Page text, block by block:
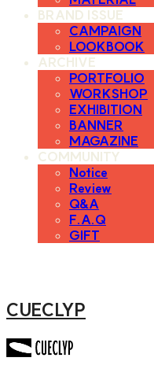
BRAND ISSUE
CAMPAIGN
LOOKBOOK
ARCHIVE
PORTFOLIO
WORKSHOP
EXHIBITION
BANNER
MAGAZINE
COMMUNITY
Notice
Review
Q&A
F.A.Q
GIFT
CUECLYP